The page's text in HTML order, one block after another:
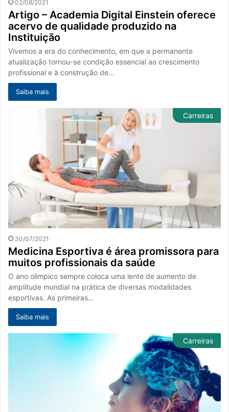
02/08/2021
Artigo – Academia Digital Einstein oferece
acervo de qualidade produzido na
Instituição
Vivemos a era do conhecimento, em que a permanente
atualização tornou-se condição essencial ao crescimento
profissional e à construção de…
Saiba mais
Carreiras
30/07/2021
Medicina Esportiva é área promissora para
muitos profissionais da saúde
O ano olímpico sempre coloca uma lente de aumento de
amplitude mundial na prática de diversas modalidades
esportivas. As primeiras…
Saiba mais
Carreiras